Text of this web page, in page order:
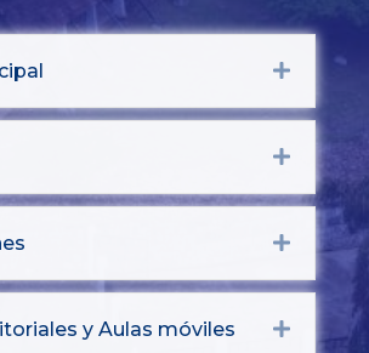
Expand
Expand
Expand
y Aulas móviles Expand